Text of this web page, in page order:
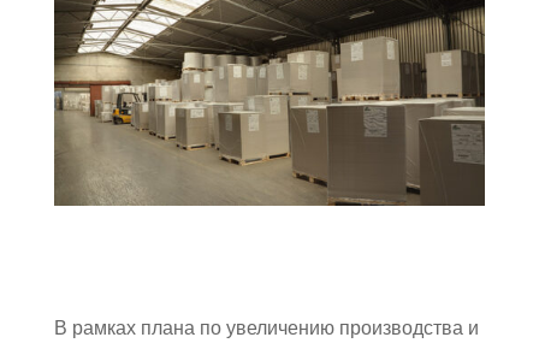
В рамках плана по увеличению производства и